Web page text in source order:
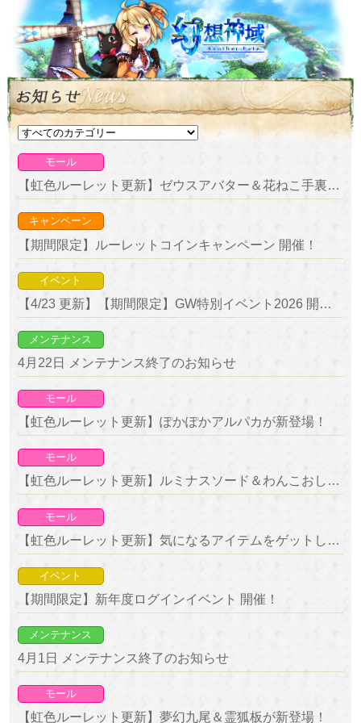
モール
【虹色ルーレット更新】ゼウスアバター＆花ねこ手裏剣が新登場！
キャンペーン
【期間限定】ルーレットコインキャンペーン 開催！
イベント
【4/23 更新】【期間限定】GW特別イベント2026 開催！
メンテナンス
4月22日 メンテナンス終了のお知らせ
モール
【虹色ルーレット更新】ぽかぽかアルパカが新登場！
モール
【虹色ルーレット更新】ルミナスソード＆わんこおしゃぶりが新登場！
モール
【虹色ルーレット更新】気になるアイテムをゲットしよう！復刻ルーレット開催！
イベント
【期間限定】新年度ログインイベント 開催！
メンテナンス
4月1日 メンテナンス終了のお知らせ
モール
【虹色ルーレット更新】夢幻九尾＆霊狐板が新登場！